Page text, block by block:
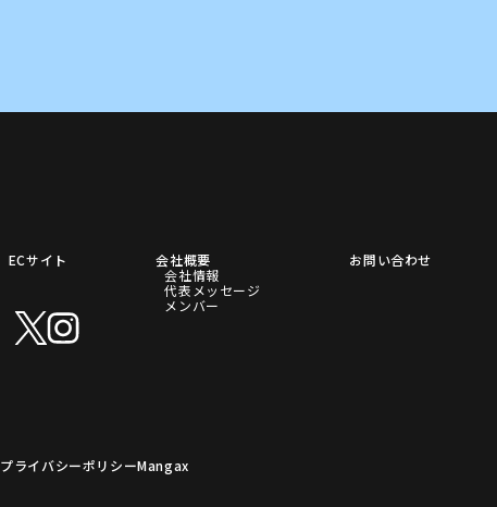
ECサイト
会社概要
会社情報
代表メッセージ
メンバー
お問い合わせ
プライバシーポリシーMangax